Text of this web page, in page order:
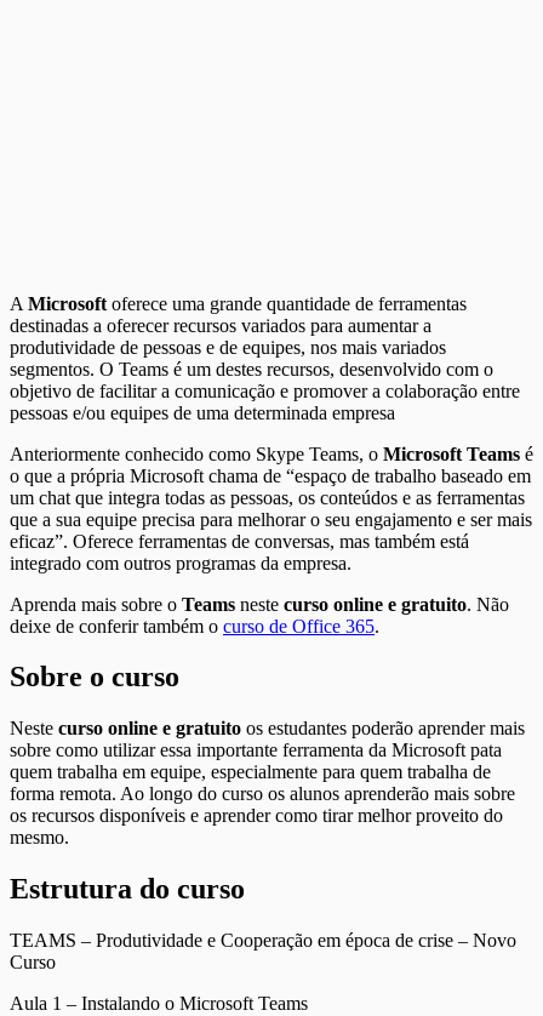
A Microsoft oferece uma grande quantidade de ferramentas
destinadas a oferecer recursos variados para aumentar a
produtividade de pessoas e de equipes, nos mais variados
segmentos. O Teams é um destes recursos, desenvolvido com o
objetivo de facilitar a comunicação e promover a colaboração entre
pessoas e/ou equipes de uma determinada empresa
Anteriormente conhecido como Skype Teams, o Microsoft Teams é
o que a própria Microsoft chama de “espaço de trabalho baseado em
um chat que integra todas as pessoas, os conteúdos e as ferramentas
que a sua equipe precisa para melhorar o seu engajamento e ser mais
eficaz”. Oferece ferramentas de conversas, mas também está
integrado com outros programas da empresa.
Aprenda mais sobre o Teams neste curso online e gratuito. Não
deixe de conferir também o curso de Office 365.
Sobre o curso
Neste curso online e gratuito os estudantes poderão aprender mais
sobre como utilizar essa importante ferramenta da Microsoft pata
quem trabalha em equipe, especialmente para quem trabalha de
forma remota. Ao longo do curso os alunos aprenderão mais sobre
os recursos disponíveis e aprender como tirar melhor proveito do
mesmo.
Estrutura do curso
TEAMS – Produtividade e Cooperação em época de crise – Novo
Curso
Aula 1 – Instalando o Microsoft Teams